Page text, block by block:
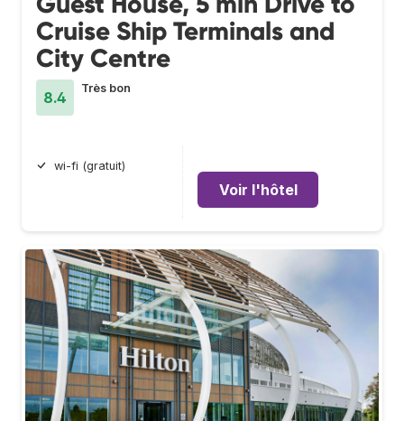
Cruise Ship Terminals and
City Centre
8.4
Très bon
wi-fi (gratuit)
Voir l'hôtel